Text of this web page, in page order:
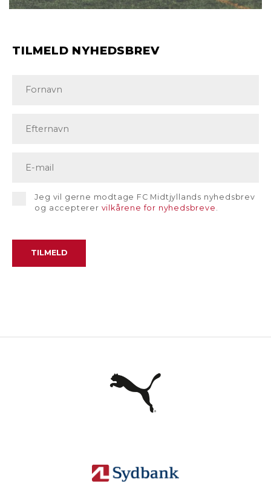
TILMELD NYHEDSBREV
Jeg vil gerne modtage FC Midtjyllands nyhedsbrev
og accepterer vilkårene for nyhedsbreve